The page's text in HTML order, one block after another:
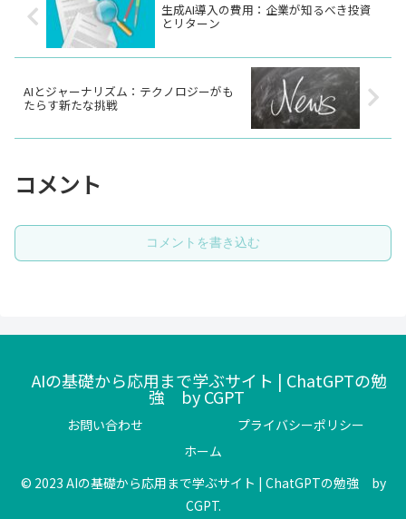
生成AI導入の費用：企業が知るべき投資
とリターン
AIとジャーナリズム：テクノロジーがも
たらす新たな挑戦
コメント
コメントを書き込む
AIの基礎から応用まで学ぶサイト | ChatGPTの勉
強 by CGPT
お問い合わせ
プライバシーポリシー
ホーム
© 2023 AIの基礎から応用まで学ぶサイト | ChatGPTの勉強 by
CGPT.